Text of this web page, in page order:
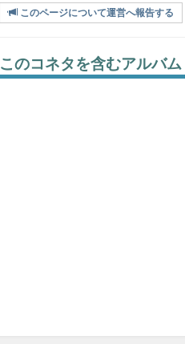
このページについて運営へ報告する
このコネタを含むアルバム